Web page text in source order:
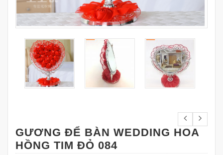
GƯƠNG ĐỂ BÀN WEDDING HOA
HỒNG TIM ĐỎ 084